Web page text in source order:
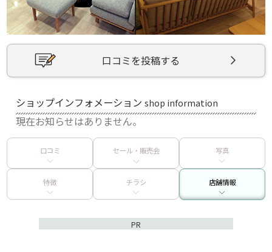
口コミを投稿する
ショップインフォメーションshop information
現在お知らせはありません。
口コミ セール・販売会 写真
特徴 チラシ 店舗情報
PR